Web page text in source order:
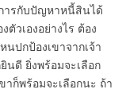
ารกับปัญหาหนี้สินได้
ตัวเองอย่างไร ต้อง
นปกป้องเขาจากเจ้า
นดี ยิ่งพร้อมจะเลือก
าก็พร้อมจะเลือกนะ ถ้า